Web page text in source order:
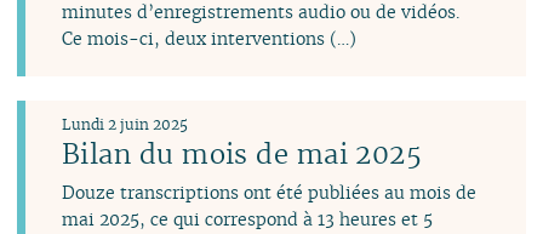
minutes d’enregistrements audio ou de vidéos.
Ce mois-ci, deux interventions (…)
Bilan du mois de mai 2025
Lundi 2 juin 2025
Douze transcriptions ont été publiées au mois de
mai 2025, ce qui correspond à 13 heures et 5